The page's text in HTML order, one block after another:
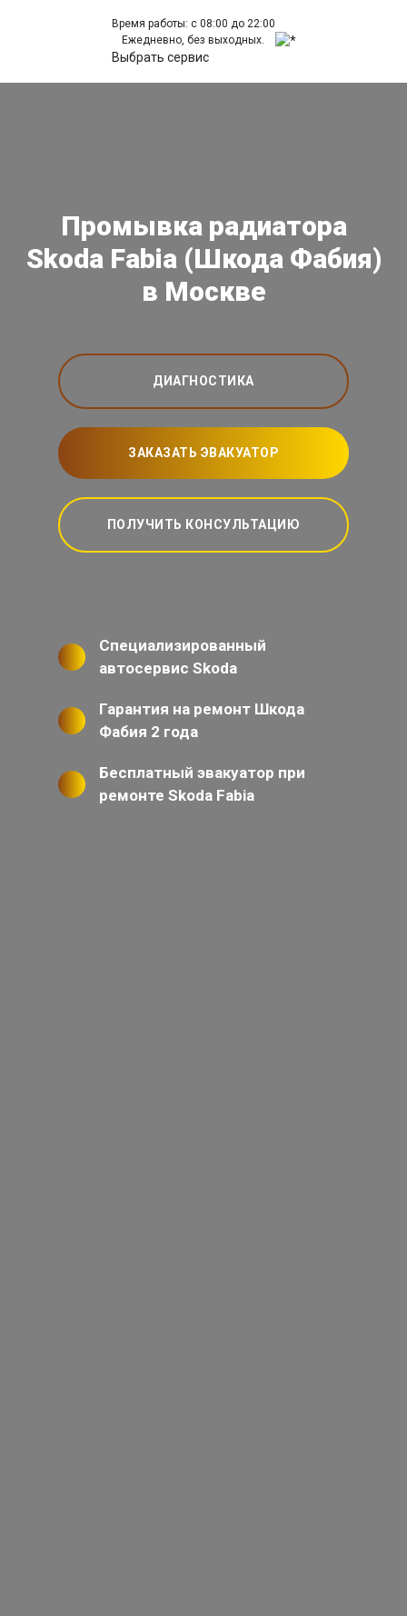
Время работы: с 08:00 до 22:00
Ежедневно, без выходных.
Выбрать сервис
Промывка радиатора
Skoda Fabia (Шкода Фабия)
в Москве
ДИАГНОСТИКА
ЗАКАЗАТЬ ЭВАКУАТОР
ПОЛУЧИТЬ КОНСУЛЬТАЦИЮ
Специализированный
автосервис Skoda
Гарантия на ремонт Шкода
Фабия 2 года
Бесплатный эвакуатор при
ремонте Skoda Fabia